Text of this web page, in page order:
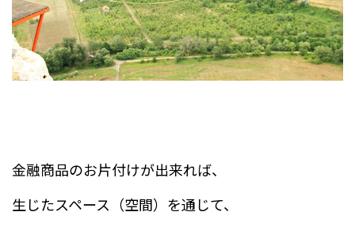
金融商品のお片付けが出来れば、
生じたスペース（空間）を通じて、